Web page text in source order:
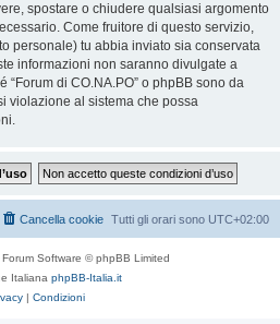
spostare o chiudere qualsiasi argomento
Come fruitore di questo servizio,
personale) tu abbia inviato sia conservata
informazioni non saranno divulgate a
di CO.NA.PO” o phpBB sono da
violazione al sistema che possa
Tutti gli orari sono UTC+02:00
Cancella cookie
Software © phpBB Limited
Italiana phpBB-Italia.it
| Condizioni